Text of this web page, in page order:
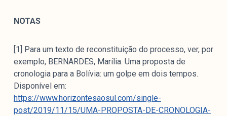
NOTAS
[1] Para um texto de reconstituição do processo, ver, por
exemplo, BERNARDES, Marília. Uma proposta de
cronologia para a Bolívia: um golpe em dois tempos.
Disponível em:
https://www.horizontesaosul.com/single-
post/2019/11/15/UMA-PROPOSTA-DE-CRONOLOGIA-